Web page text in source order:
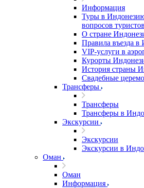
Информация
Туры в
вопросов туристов
О стране
Правила въезда в
VIP-услуги в
Курорты
История страны
Свадебные
Трансферы
Трансферы
Трансферы в
Экскурсии
Экскурсии
Экскурсии в
Оман
Оман
Информация